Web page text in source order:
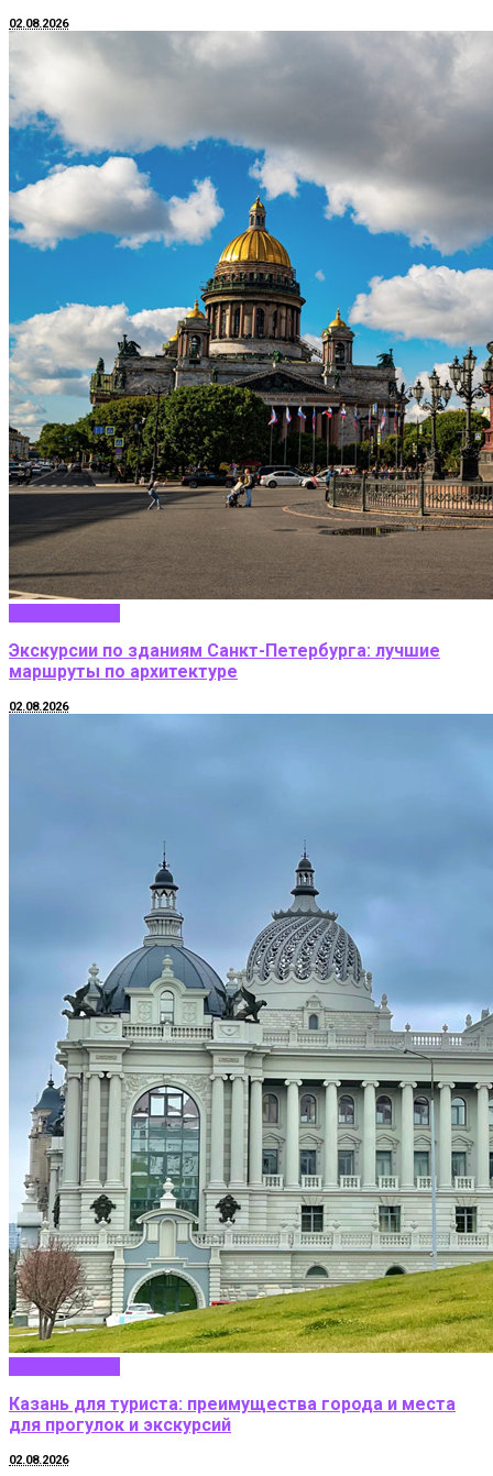
02.08.2026
Экскурсии по зданиям Санкт-Петербурга: лучшие
маршруты по архитектуре
02.08.2026
Казань для туриста: преимущества города и места
для прогулок и экскурсий
02.08.2026